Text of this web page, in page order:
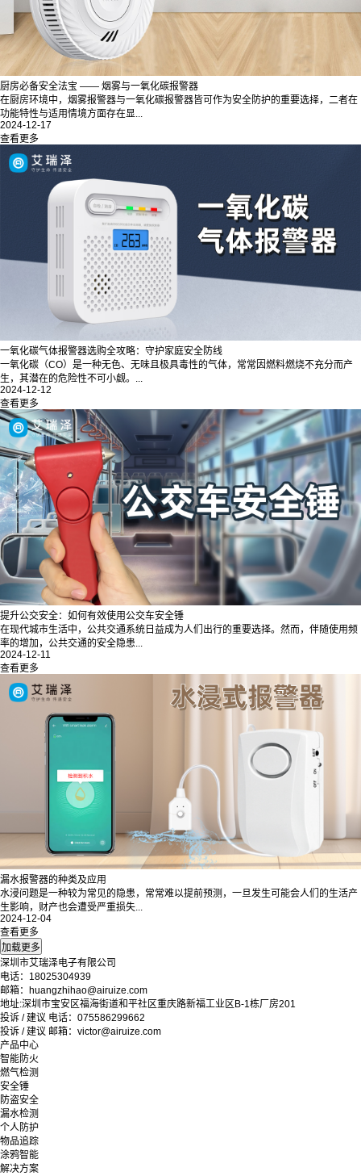
厨房必备安全法宝 —— 烟雾与一氧化碳报警器
在厨房环境中，烟雾报警器与一氧化碳报警器皆可作为安全防护的重要选择，二者在
功能特性与适用情境方面存在显...
2024-12-17
查看更多
一氧化碳气体报警器选购全攻略：守护家庭安全防线
一氧化碳（CO）是一种无色、无味且极具毒性的气体，常常因燃料燃烧不充分而产
生，其潜在的危险性不可小觑。...
2024-12-12
查看更多
提升公交安全：如何有效使用公交车安全锤
在现代城市生活中，公共交通系统日益成为人们出行的重要选择。然而，伴随使用频
率的增加，公共交通的安全隐患...
2024-12-11
查看更多
漏水报警器的种类及应用
水浸问题是一种较为常见的隐患，常常难以提前预测，一旦发生可能会人们的生活产
生影响，财产也会遭受严重损失...
2024-12-04
查看更多
深圳市艾瑞泽电子有限公司
电话：18025304939
邮箱：huangzhihao@airuize.com
地址:深圳市宝安区福海街道和平社区重庆路新福工业区B-1栋厂房201
投诉 / 建议 电话：075586299662
投诉 / 建议 邮箱：victor@airuize.com
产品中心
智能防火
燃气检测
安全锤
防盗安全
漏水检测
个人防护
物品追踪
涂鸦智能
解决方案